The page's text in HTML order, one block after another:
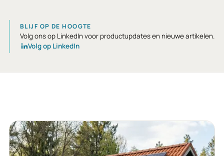
BLIJF OP DE HOOGTE
Volg ons op LinkedIn voor productupdates en nieuwe artikelen.
Volg op LinkedIn